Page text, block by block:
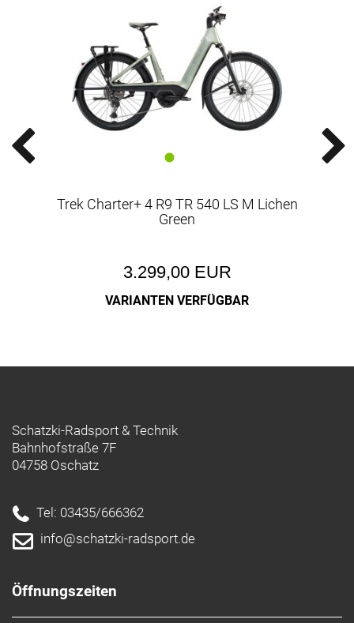
Trek Charter+ 4 R9 TR 540 LS M Lichen
Green
3.299,00 EUR
VARIANTEN VERFÜGBAR
Schatzki-Radsport & Technik
Bahnhofstraße 7F
04758 Oschatz
Tel: 03435/666362
info@schatzki-radsport.de
Öffnungszeiten